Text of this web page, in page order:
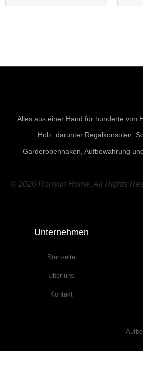
Alles aus einer Hand für hunderte von
Holz, darunter Regalkonsolen,
Garderobenhaken, Aufbewahrung
© 2026 Ronsun Home. All Rights
Unternehmen
Startseite
Über uns
Kontakt